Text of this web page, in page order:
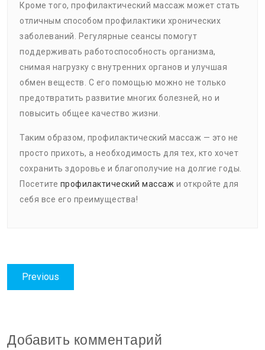
Кроме того, профилактический массаж может стать
отличным способом профилактики хронических
заболеваний. Регулярные сеансы помогут
поддерживать работоспособность организма,
снимая нагрузку с внутренних органов и улучшая
обмен веществ. С его помощью можно не только
предотвратить развитие многих болезней, но и
повысить общее качество жизни.
Таким образом, профилактический массаж — это не
просто прихоть, а необходимость для тех, кто хочет
сохранить здоровье и благополучие на долгие годы.
Посетите профилактический массаж и откройте для
себя все его преимущества!
Навигация
по
Previous
post:
Добавить комментарий